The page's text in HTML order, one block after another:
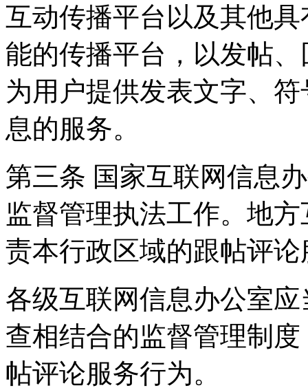
互动传播平台以及其他
能的传播平台，以发帖
为用户提供发表文字、
息的服务。
第三条 国家互联网信息
监督管理执法工作。地
责本行政区域的跟帖评
各级互联网信息办公室
查相结合的监督管理制
帖评论服务行为。